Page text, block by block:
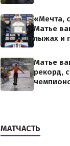
«Мечта,
Матье
лыжах и
Матье
рекорд,
МАТЧАСТЬ